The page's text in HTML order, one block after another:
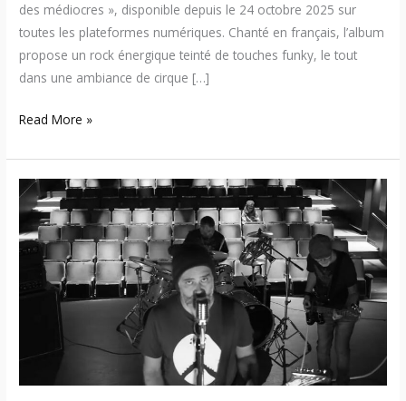
des médiocres », disponible depuis le 24 octobre 2025 sur
toutes les plateformes numériques. Chanté en français, l’album
propose un rock énergique teinté de touches funky, le tout
dans une ambiance de cirque […]
Read More »
Madame
Menthol
–
Nouvel